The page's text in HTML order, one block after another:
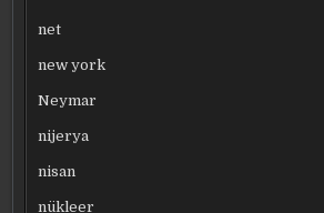
net
new york
Neymar
nijerya
nisan
nükleer